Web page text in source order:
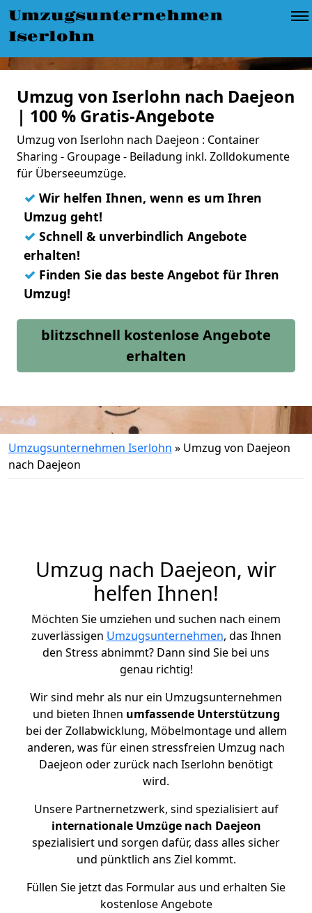
Umzugsunternehmen
Iserlohn
Umzug von Iserlohn nach Daejeon
| 100 % Gratis-Angebote
Umzug von Iserlohn nach Daejeon : Container
Sharing - Groupage - Beiladung inkl. Zolldokumente
für Überseeumzüge.
✓ Wir helfen Ihnen, wenn es um Ihren
Umzug geht!
✓ Schnell & unverbindlich Angebote
erhalten!
✓ Finden Sie das beste Angebot für Ihren
Umzug!
blitzschnell kostenlose Angebote
erhalten
Umzugsunternehmen Iserlohn » Umzug von Daejeon
nach Daejeon
Umzug nach Daejeon, wir
helfen Ihnen!
Möchten Sie umziehen und suchen nach einem
zuverlässigen Umzugsunternehmen, das Ihnen
den Stress abnimmt? Dann sind Sie bei uns
genau richtig!
Wir sind mehr als nur ein Umzugsunternehmen
und bieten Ihnen umfassende Unterstützung
bei der Zollabwicklung, Möbelmontage und allem
anderen, was für einen stressfreien Umzug nach
Daejeon oder zurück nach Iserlohn benötigt
wird.
Unsere Partnernetzwerk, sind spezialisiert auf
internationale Umzüge nach Daejeon
spezialisiert und sorgen dafür, dass alles sicher
und pünktlich ans Ziel kommt.
Füllen Sie jetzt das Formular aus und erhalten Sie
kostenlose Angebote